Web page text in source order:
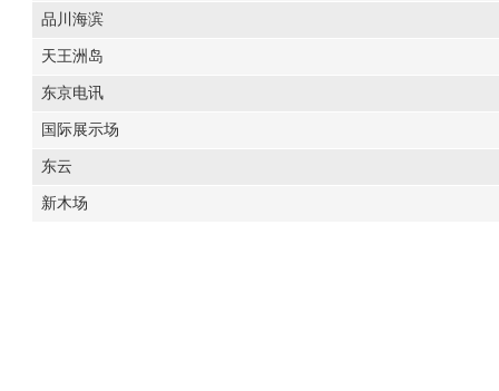
品川海滨
天王洲岛
东京电讯
国际展示场
东云
新木场